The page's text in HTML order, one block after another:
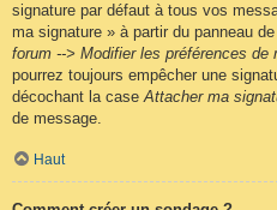
signature par défaut à tous vos
ma signature » à partir du panneau
forum --> Modifier les préférences de
pourrez toujours empêcher une
décochant la caseAttacher ma
de message.
Haut